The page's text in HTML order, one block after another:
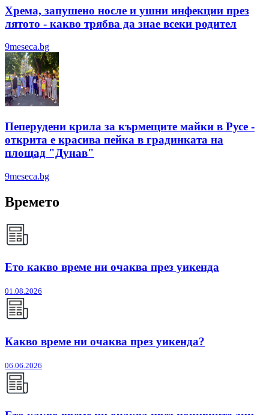
Хрема, запушено носле и ушни инфекции през
лятотo - какво трябва да знае всеки родител
9meseca.bg
Пеперудени крила за кърмещите майки в Русе -
открита е красива пейка в градинката на
площад "Дунав"
9meseca.bg
Времето
Ето какво време ни очаква през уикенда
01.08.2026
Какво време ни очаква през уикенда?
06.06.2026